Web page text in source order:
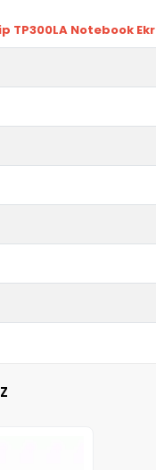
TP300LA Notebook